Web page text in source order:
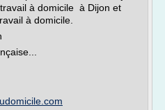
à domicile à Dijon et
à domicile.